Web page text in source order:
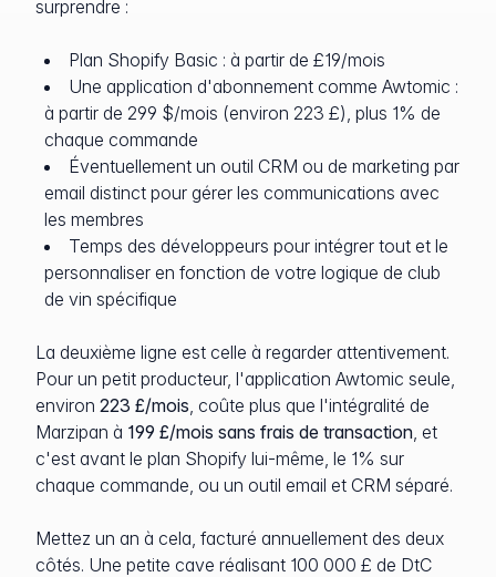
surprendre :
Plan Shopify Basic : à partir de £19/mois
Une application d'abonnement comme Awtomic :
à partir de 299 $/mois (environ 223 £), plus 1% de
chaque commande
Éventuellement un outil CRM ou de marketing par
email distinct pour gérer les communications avec
les membres
Temps des développeurs pour intégrer tout et le
personnaliser en fonction de votre logique de club
de vin spécifique
La deuxième ligne est celle à regarder attentivement.
Pour un petit producteur, l'application Awtomic seule,
environ 223 £/mois, coûte plus que l'intégralité de
Marzipan à 199 £/mois sans frais de transaction, et
c'est avant le plan Shopify lui-même, le 1% sur
chaque commande, ou un outil email et CRM séparé.
Mettez un an à cela, facturé annuellement des deux
côtés. Une petite cave réalisant 100 000 £ de DtC